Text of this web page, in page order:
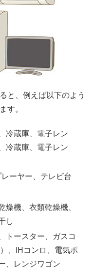
と、例えば以下のよう
す。
冷蔵庫、電子レン
冷蔵庫、電子レン
ーヤー、テレビ台
燥機、衣類乾燥機、
し
トースター、ガスコ
、IHコンロ、電気ポ
、レンジワゴン